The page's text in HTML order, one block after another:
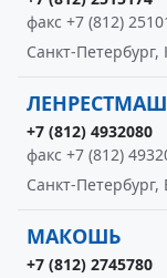
факс +7 (812)
Санкт-Петербург,
ЛЕНРЕСТМАШ
+7 (812) 4932080
факс +7 (812)
Санкт-
МАКОШЬ
+7 (812) 2745780